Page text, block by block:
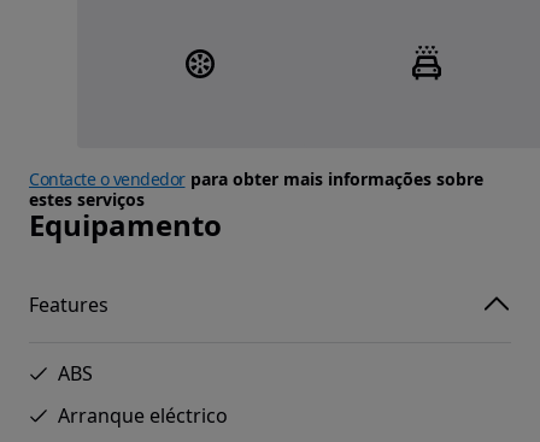
Contacte o vendedorpara obter mais informações sobre
estes serviços
Equipamento
Features
ABS
Arranque eléctrico